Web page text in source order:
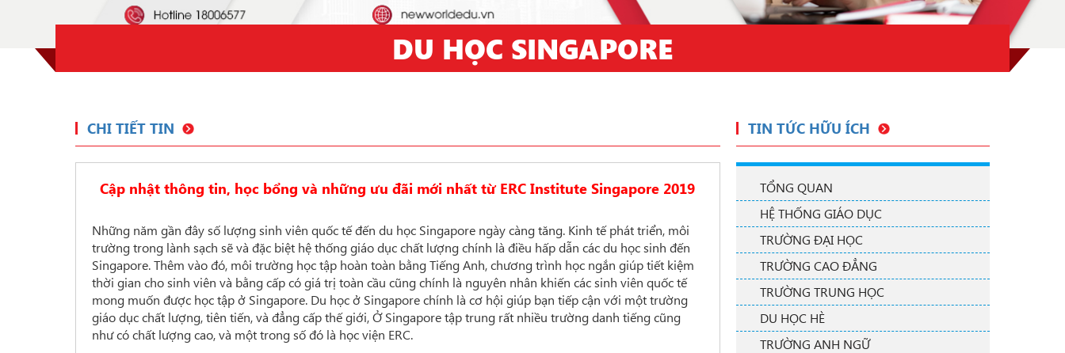
DU HỌC SINGAPORE
CHI TIẾT TIN
Cập nhật thông tin, học bổng và những ưu đãi mới nhất từ ERC Institute Singapore 2019
Những năm gần đây số lượng sinh viên quốc tế đến du học Singapore ngày càng tăng. Kinh tế phát triển, môi
trường trong lành sạch sẽ và đặc biệt hệ thống giáo dục chất lượng chính là điều hấp dẫn các du học sinh đến
Singapore. Thêm vào đó, môi trường học tập hoàn toàn bằng Tiếng Anh, chương trình học ngắn giúp tiết kiệm
thời gian cho sinh viên và bằng cấp có giá trị toàn cầu cũng chính là nguyên nhân khiến các sinh viên quốc tế
mong muốn được học tập ở Singapore. Du học ở Singapore chính là cơ hội giúp bạn tiếp cận với một trường
giáo dục chất lượng, tiên tiến, và đẳng cấp thế giới, Ở Singapore tập trung rất nhiều trường danh tiếng cũng
như có chất lượng cao, và một trong số đó là học viện ERC.
TIN TỨC HỮU ÍCH
TỔNG QUAN
HỆ THỐNG GIÁO DỤC
TRƯỜNG ĐẠI HỌC
TRƯỜNG CAO ĐẲNG
TRƯỜNG TRUNG HỌC
DU HỌC HÈ
TRƯỜNG ANH NGỮ